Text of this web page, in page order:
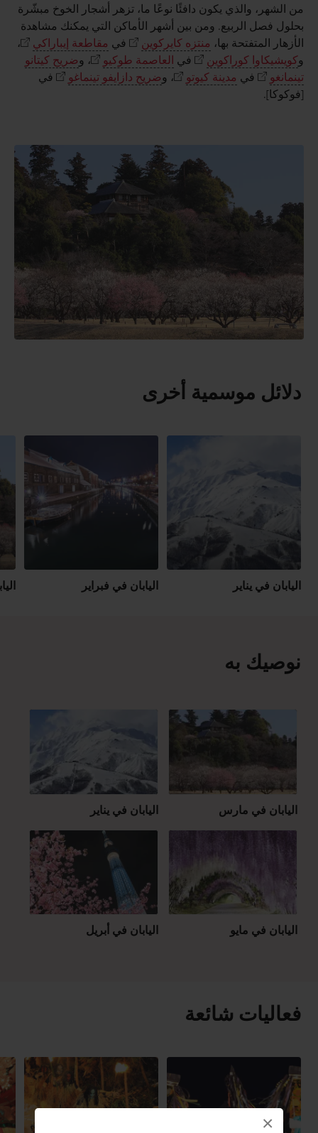
×
من الشهر، والذي يكون دافئًا نوعًا ما، تزهر أشجار الخوخ مبشّرة
بحلول فصل الربيع. ومن بين أشهر الأماكن التي يمكنك مشاهدة
الأزهار المتفتحة بها، منتزه كايركوين في مقاطعة إيباراكي
،
وكويشيكاوا كوراكوين في العاصمة طوكيو ، وضريح كيتانو
تينمانغو
في مدينة كيوتو ، وضريح دازايفو تينماغو
في
[فوكوكا].
دلائل موسمية أخرى
اليابان في فبراير اليابان في يناير
نوصيك به
اليابان في مارس اليابان في يناير
اليابان في مايو اليابان في أبريل
فعاليات شائعة